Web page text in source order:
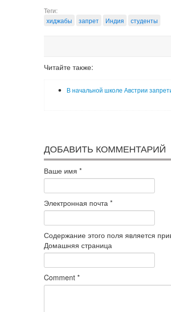
Теги:
хиджабы
запрет Индия студенты
Читайте также:
В начальной школе Австрии
ДОБАВИТЬ КОММЕНТАРИЙ
Ваше имя *
Электронная почта *
Содержание этого поля является
Домашняя страница
Comment *